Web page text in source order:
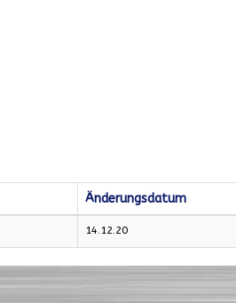
Änderungsdatum
14.12.20